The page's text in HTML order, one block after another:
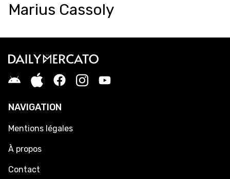
Marius Cassoly
NAVIGATION
Mentions légales
À propos
Contact